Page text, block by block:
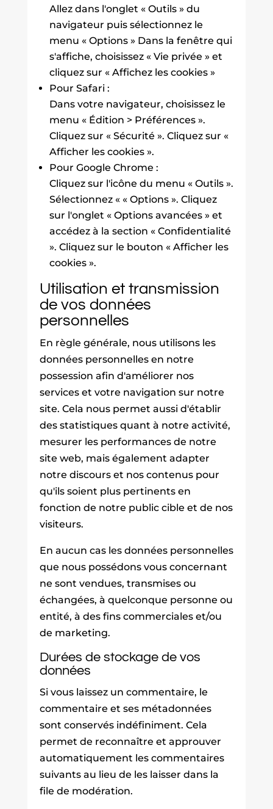
Allez dans l'onglet « Outils » du
navigateur puis sélectionnez le
menu « Options » Dans la fenêtre qui
s'affiche, choisissez « Vie privée » et
cliquez sur « Affichez les cookies »
Pour Safari :
Dans votre navigateur, choisissez le
menu « Édition > Préférences ».
Cliquez sur « Sécurité ». Cliquez sur «
Afficher les cookies ».
Pour Google Chrome :
Cliquez sur l'icône du menu « Outils ».
Sélectionnez « « Options ». Cliquez
sur l'onglet « Options avancées » et
accédez à la section « Confidentialité
». Cliquez sur le bouton « Afficher les
cookies ».
Utilisation et transmission
de vos données
personnelles
En règle générale, nous utilisons les
données personnelles en notre
possession afin d'améliorer nos
services et votre navigation sur notre
site. Cela nous permet aussi d'établir
des statistiques quant à notre activité,
mesurer les performances de notre
site web, mais également adapter
notre discours et nos contenus pour
qu'ils soient plus pertinents en
fonction de notre public cible et de nos
visiteurs.
En aucun cas les données personnelles
que nous possédons vous concernant
ne sont vendues, transmises ou
échangées, à quelconque personne ou
entité, à des fins commerciales et/ou
de marketing.
Durées de stockage de vos
données
Si vous laissez un commentaire, le
commentaire et ses métadonnées
sont conservés indéfiniment. Cela
permet de reconnaître et approuver
automatiquement les commentaires
suivants au lieu de les laisser dans la
file de modération.